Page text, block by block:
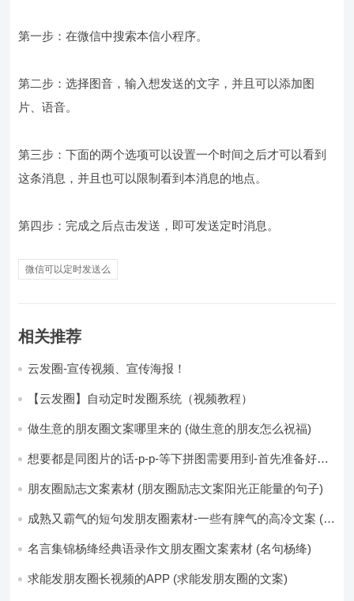
第一步：在微信中搜索本信小程序。
第二步：选择图音，输入想发送的文字，并且可以添加图
片、语音。
第三步：下面的两个选项可以设置一个时间之后才可以看到
这条消息，并且也可以限制看到本消息的地点。
第四步：完成之后点击发送，即可发送定时消息。
微信可以定时发送么
相关推荐
云发圈-宣传视频、宣传海报！
【云发圈】自动定时发圈系统（视频教程）
做生意的朋友圈文案哪里来的 (做生意的朋友怎么祝福)
想要都是同图片的话-p-p-等下拼图需要用到-首先准备好最
片-如果想要图片都不同得话-1-p-可以准备好45张的不同图
朋友圈励志文案素材 (朋友圈励志文案阳光正能量的句子)
成熟又霸气的短句发朋友圈素材-一些有脾气的高冷文案 (成
名言集锦杨绛经典语录作文朋友圈文案素材 (名句杨绛)
求能发朋友圈长视频的APP (求能发朋友圈的文案)